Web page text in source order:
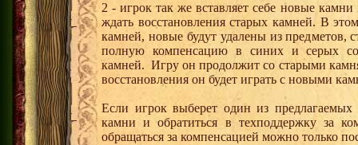
2 - игрок так же вставляет себе новые
ждать восстановления старых камней. В
камней, новые будут удалены из предметов,
полную компенсацию в синих и серых
камней. Игру он продолжит со старыми
восстановления он будет играть с новыми
Если игрок выберет один из
камни и обратиться в техподдержку за
обращаться за компенсацией можно только